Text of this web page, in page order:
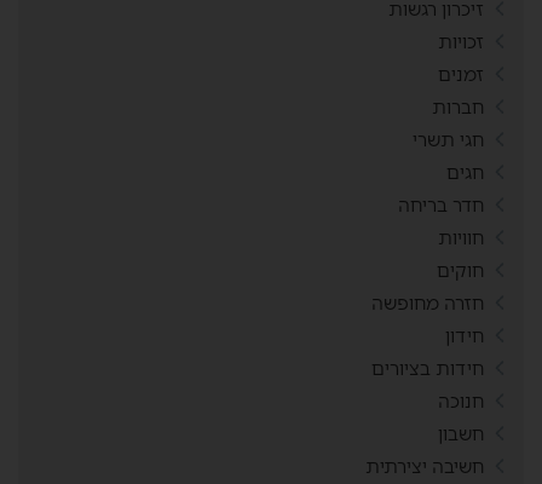
זיכרון רגשות
זכויות
זמנים
חברות
חגי תשרי
חגים
חדר בריחה
חוויות
חוקים
חזרה מחופשה
חידון
חידות בציורים
חנוכה
חשבון
חשיבה יצירתית